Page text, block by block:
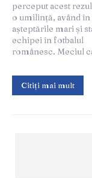
perceput acest
o umilință, având în
așteptările mari și
echipei în fotbalul
românesc. Meciul
tactice ale echipei,
un rezultat
pentru
conducerea clubului.
Citiți mai mult